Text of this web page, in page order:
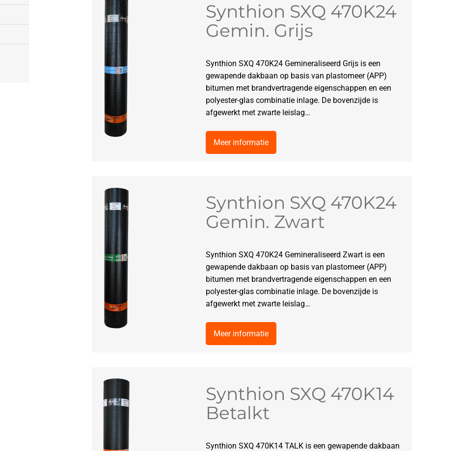
Synthion SXQ 470K24
Gemin. Grijs
Synthion SXQ 470K24 Gemineraliseerd Grijs is een
gewapende dakbaan op basis van plastomeer (APP)
bitumen met brandvertragende eigenschappen en een
polyester-glas combinatie inlage. De bovenzijde is
afgewerkt met zwarte leislag…
Meer informatie
Synthion SXQ 470K24
Gemin. Zwart
Synthion SXQ 470K24 Gemineraliseerd Zwart is een
gewapende dakbaan op basis van plastomeer (APP)
bitumen met brandvertragende eigenschappen en een
polyester-glas combinatie inlage. De bovenzijde is
afgewerkt met zwarte leislag…
Meer informatie
Synthion SXQ 470K14
Betalkt
Synthion SXQ 470K14 TALK is een gewapende dakbaan